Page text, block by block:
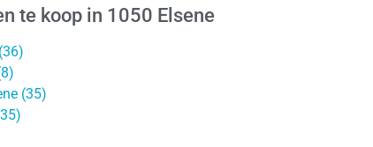
te koop in 1050 Elsene
(35)